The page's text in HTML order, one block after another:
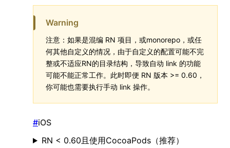
Warning
注意：如果是混编 RN 项目，或monorepo，或任
何其他自定义的情况，由于自定义的配置可能不完
整或不适应RN的目录结构，导致自动 link 的功能
可能不能正常工作。此时即便 RN 版本 >= 0.60，
你可能也需要执行手动 link 操作。
#iOS
RN < 0.60且使用CocoaPods（推荐）